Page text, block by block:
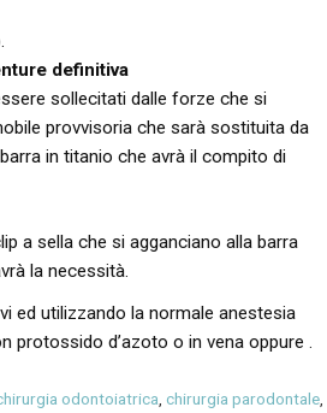
definitiva
sollecitati dalle forze che si
provvisoria che sarà sostituita da
in titanio che avrà il compito di
a sella che si agganciano alla barra
la necessità.
ed utilizzando la normale anestesia
protossido d’azoto o in vena oppure .
odontoiatrica,chirurgia parodontale,